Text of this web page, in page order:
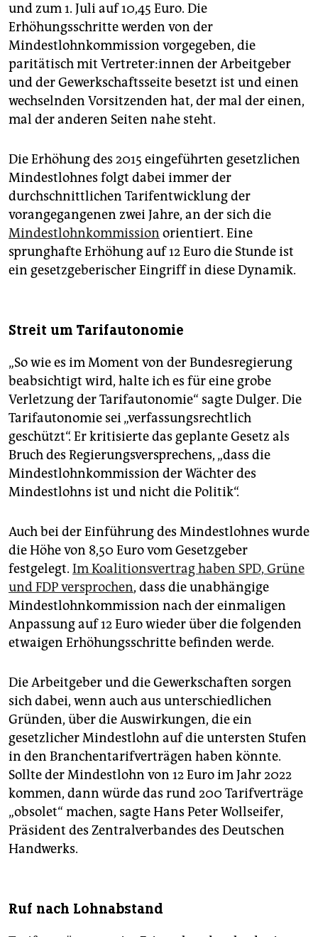
und zum 1. Juli auf 10,45 Euro. Die
Erhöhungsschritte werden von der
Mindestlohnkommission vorgegeben, die
paritätisch mit Ver­tre­te­r:in­nen der Arbeitgeber
und der Gewerkschaftsseite besetzt ist und einen
wechselnden Vorsitzenden hat, der mal der einen,
mal der anderen Seiten nahe steht.
Die Erhöhung des 2015 eingeführten gesetzlichen
Mindestlohnes folgt dabei immer der
durchschnittlichen Tarifentwicklung der
vorangegangenen zwei Jahre, an der sich die
Mindestlohnkommission orientiert. Eine
sprunghafte Erhöhung auf 12 Euro die Stunde ist
ein gesetzgeberischer Eingriff in diese Dynamik.
Streit um Tarifautonomie
„So wie es im Moment von der Bundesregierung
beabsichtigt wird, halte ich es für eine grobe
Verletzung der Tarifautonomie“ sagte Dulger. Die
Tarifautonomie sei „verfassungsrechtlich
geschützt“. Er kritisierte das geplante Gesetz als
Bruch des Regierungsversprechens, „dass die
Mindestlohnkommission der Wächter des
Mindestlohns ist und nicht die Politik“.
Auch bei der Einführung des Mindestlohnes wurde
die Höhe von 8,50 Euro vom Gesetzgeber
festgelegt. Im Koalitionsvertrag haben SPD, Grüne
und FDP versprochen, dass die unabhängige
Mindestlohnkommission nach der einmaligen
Anpassung auf 12 Euro wieder über die folgenden
etwaigen Erhöhungsschritte befinden werde.
Die Arbeitgeber und die Gewerkschaften sorgen
sich dabei, wenn auch aus unterschiedlichen
Gründen, über die Auswirkungen, die ein
gesetzlicher Mindestlohn auf die untersten Stufen
in den Branchentarifverträgen haben könnte.
Sollte der Mindestlohn von 12 Euro im Jahr 2022
kommen, dann würde das rund 200 Tarifverträge
„obsolet“ machen, sagte Hans Peter Wollseifer,
Präsident des Zentralverbandes des Deutschen
Handwerks.
Ruf nach Lohnabstand